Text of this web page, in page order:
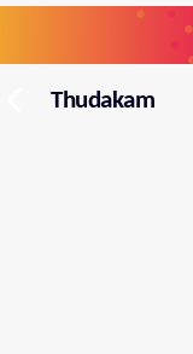
Thudakam